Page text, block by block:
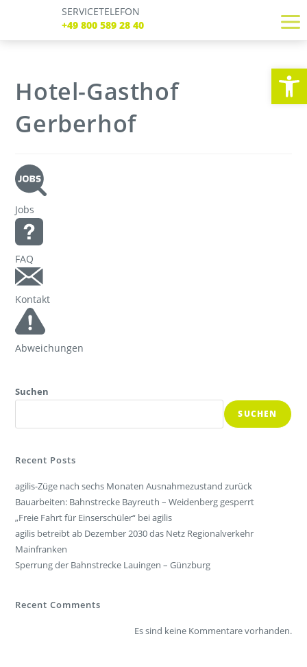
SERVICETELEFON
+49 800 589 28 40
SERVICE TELEFON
+49 800 589 28 40
REGISTRIERENLOGIN
Freizeit
Unternehmen
Hotel-Gasthof
Gerberhof
Jobs
FAQ
Kontakt
Abweichungen
Suchen
SUCHEN
Recent Posts
agilis-Züge nach sechs Monaten Ausnahmezustand zurück
Bauarbeiten: Bahnstrecke Bayreuth – Weidenberg gesperrt
„Freie Fahrt für Einserschüler“ bei agilis
agilis betreibt ab Dezember 2030 das Netz Regionalverkehr
Mainfranken
Sperrung der Bahnstrecke Lauingen – Günzburg
Recent Comments
Es sind keine Kommentare vorhanden.